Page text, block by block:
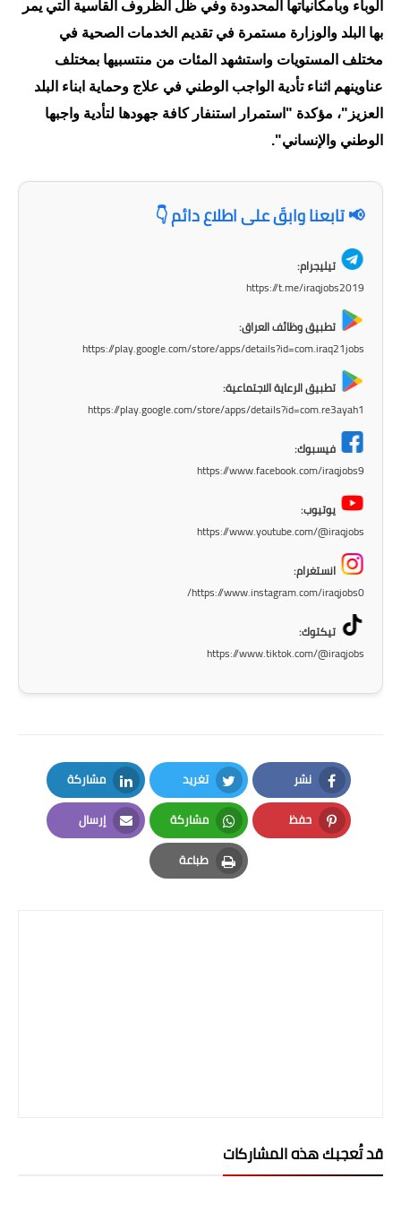
المرحلة الابتدائية
المرحلة المتوسطة
المرحلة الاعدادية
اخبار وقرارات وزارة التعليم
العالي
صحة وطب
الوباء وبامكانياتها المحدودة وفي ظل الظروف القاسية التي يمر
بها البلد والوزارة مستمرة في تقديم الخدمات الصحية في
مختلف المستويات واستشهد المئات من منتسبيها بمختلف
عناوينهم اثناء تأدية الواجب الوطني في علاج وحماية ابناء البلد
العزيز"، مؤكدة "استمرار استنفار كافة جهودها لتأدية واجبها
الوطني والإنساني".
📢 تابعنا وابقَ على اطلاع دائم 👇
تيليجرام:
https://t.me/iraqjobs2019
تطبيق وظائف العراق:
https://play.google.com/store/apps/details?id=com.iraq21jobs
تطبيق الرعاية الاجتماعية:
https://play.google.com/store/apps/details?id=com.re3ayah1
فيسبوك:
https://www.facebook.com/iraqjobs9
يوتيوب:
https://www.youtube.com/@iraqjobs
انستغرام:
https://www.instagram.com/iraqjobs0/
تيكتوك:
https://www.tiktok.com/@iraqjobs
نشر
Facebook
تغريد
Twitter
مشاركة
LinkedIn
حفظ
Pinterest
مشاركة
Whatsapp
إرسال
Email
طباعة
Print
قد تُعجبك هذه المشاركات